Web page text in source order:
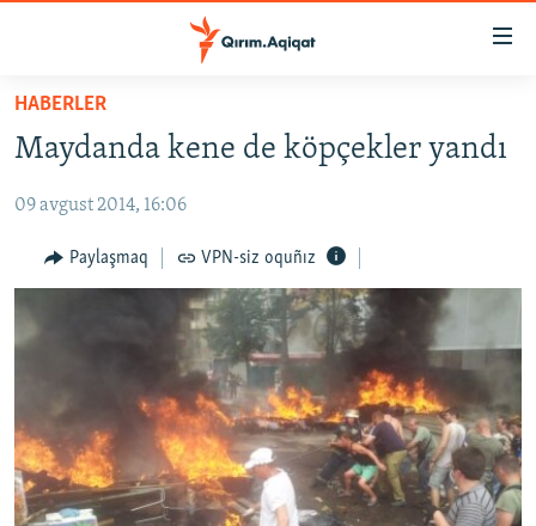
Esas
qaytmaq
navigatsiyağa
qaytmaq
Qıdıruvğa
qaytmaq
HABERLER
SİYASET
İQTİSADİYAT
CEMİYET
İNSAN AQLARI
SÜRET
BLOGLAR
FİKİR
HABERLER
Maydanda kene de köpçekler yandı
09 avgust 2014, 16:06
Paylaşmaq VPN-siz oquñız